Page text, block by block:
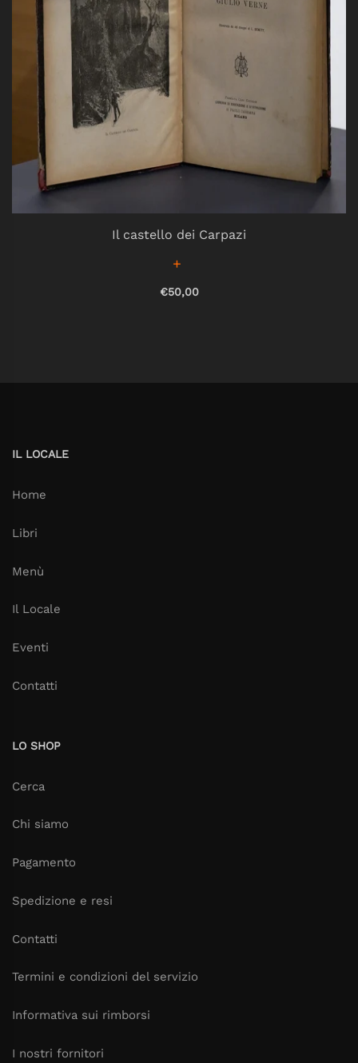
Il castello dei Carpazi
€50,00
IL LOCALE
Home
Libri
Menù
Il Locale
Eventi
Contatti
LO SHOP
Cerca
Chi siamo
Pagamento
Spedizione e resi
Contatti
Termini e condizioni del servizio
Informativa sui rimborsi
I nostri fornitori